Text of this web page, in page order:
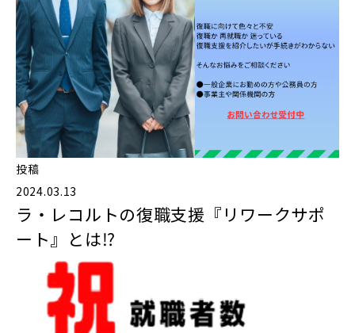
投稿
2024.03.13
ラ・レコルトの復職支援『リワークサポ
ート』とは⁉️